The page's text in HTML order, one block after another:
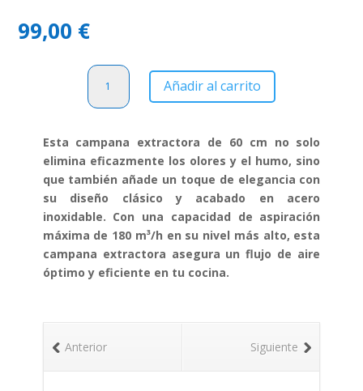
99,00 €
Campana
Mepamsa
Brisa
60
INOX
cantidad
Añadir al carrito
Esta campana extractora de 60 cm no solo
elimina eficazmente los olores y el humo, sino
que también añade un toque de elegancia con
su diseño clásico y acabado en acero
inoxidable. Con una capacidad de aspiración
máxima de 180 m³/h en su nivel más alto, esta
campana extractora asegura un flujo de aire
óptimo y eficiente en tu cocina.
Siguiente
Anterior